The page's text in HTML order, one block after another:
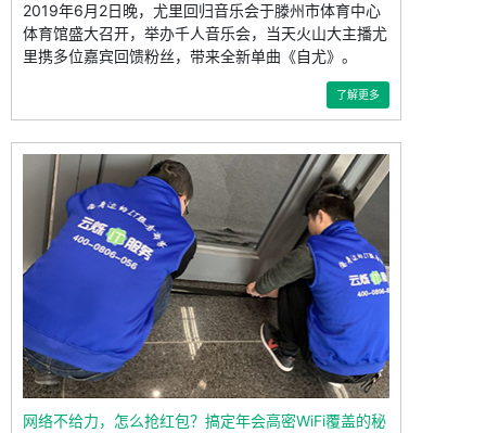
2019年6月2日晚，尤里回归音乐会于滕州市体育中心
体育馆盛大召开，举办千人音乐会，当天火山大主播尤
里携多位嘉宾回馈粉丝，带来全新单曲《自尤》。
了解更多
网络不给力，怎么抢红包？搞定年会高密WiFi覆盖的秘